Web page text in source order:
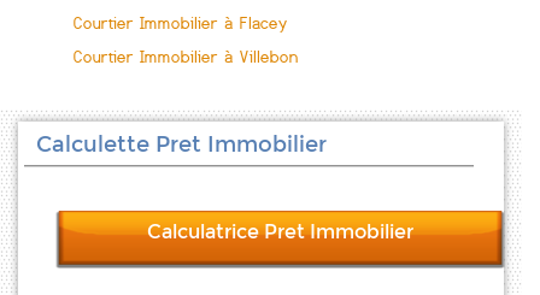
Courtier Immobilier à Flacey
Courtier Immobilier à Villebon
Calculette Pret Immobilier
Calculatrice Pret Immobilier